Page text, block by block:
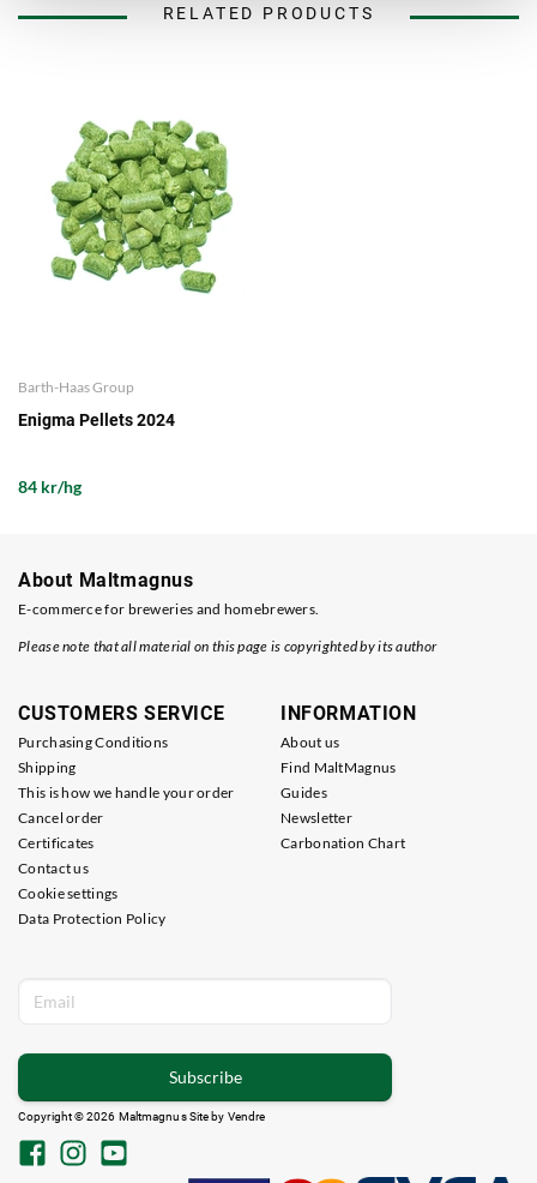
RELATED PRODUCTS
Barth-Haas Group
Enigma Pellets 2024
84 kr/hg
About Maltmagnus
E-commerce for breweries and homebrewers.
Please note that all material on this page is copyrighted by its author
CUSTOMERS SERVICE
Purchasing Conditions
Shipping
This is how we handle your order
Cancel order
Certificates
Contact us
Cookie settings
Data Protection Policy
INFORMATION
About us
Find MaltMagnus
Guides
Newsletter
Carbonation Chart
Subscribe
Copyright © 2026 Maltmagnus Site by Vendre